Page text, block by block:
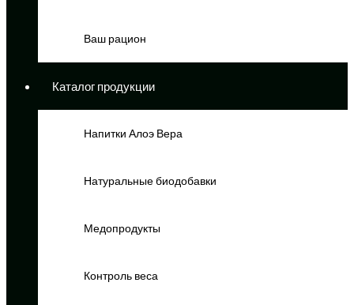
Ваш рацион
Каталог продукции
Напитки Алоэ Вера
Натуральные биодобавки
Медопродукты
Контроль веса